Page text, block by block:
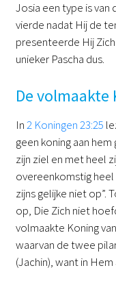
Josia een type is van
vierde nadat Hij de
presenteerde Hij
unieker Pascha dus.
De volmaakte
In2 Koningen 23:25
geen koning aan
zijn ziel en met heel
overeenkomstig
zijns gelijke niet op”.
op, Die Zich niet
volmaakte Koning
waarvan de twee
(Jachin), want in